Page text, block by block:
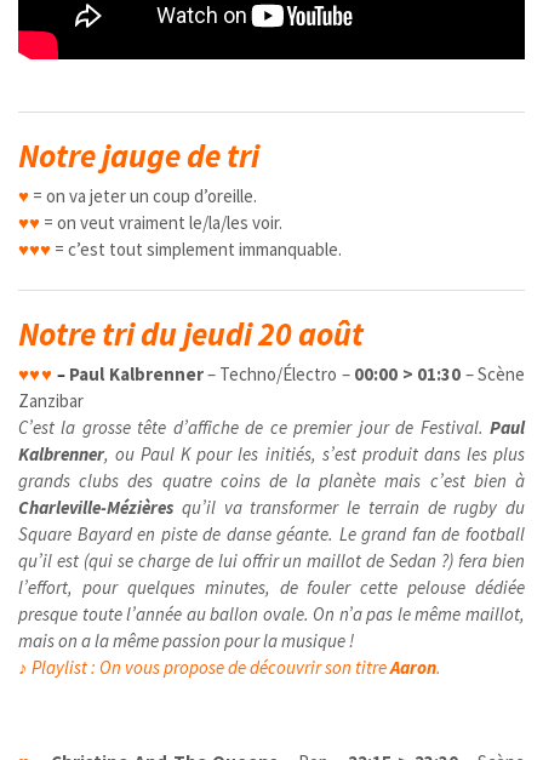
Notre jauge de tri
♥ = on va jeter un coup d’oreille.
♥♥ = on veut vraiment le/la/les voir.
♥♥♥ = c’est tout simplement immanquable.
Notre tri du jeudi 20 août
♥♥♥ –Paul Kalbrenner– Techno/Électro – 00:00 > 01:30 – Scène
Zanzibar
C’est la grosse tête d’affiche de ce premier jour de Festival. Paul
Kalbrenner, ou Paul K pour les initiés, s’est produit dans les plus
grands clubs des quatre coins de la planète mais c’est bien à
Charleville-Mézières qu’il va transformer le terrain de rugby du
Square Bayard en piste de danse géante. Le grand fan de football
qu’il est (qui se charge de lui offrir un maillot de Sedan ?) fera bien
l’effort, pour quelques minutes, de fouler cette pelouse dédiée
presque toute l’année au ballon ovale. On n’a pas le même maillot,
mais on a la même passion pour la musique !
♪ Playlist : On vous propose de découvrir son titreAaron.